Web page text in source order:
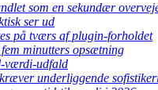
som en sekundær
ser ud
på tværs af plugin-forholdet
minutters opsætning
værdi-udfald
underliggende